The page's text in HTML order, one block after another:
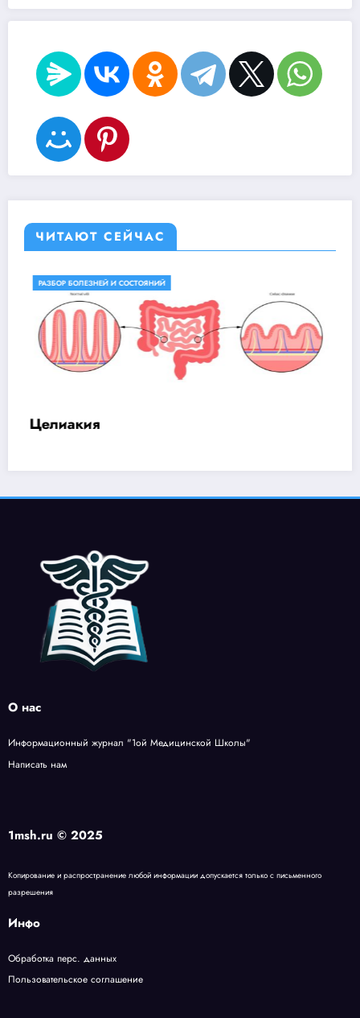
ЧИТАЮТ СЕЙЧАС
МЕДИЦИНА И СПОРТ
Оптимальная гидратация и баланс
Информационный журнал "1ой Медицинской Школы"
Копирование и распространение любой информации допускается только с письменного
Обработка перс.данных